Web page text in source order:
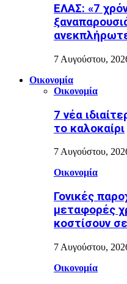
ΕΛΑΣ: «7
7 Αυγούστου,
Οικονομία
Οικονομία
7 νέα
το καλοκαίρι
7 Αυγούστου,
Οικονομία
Γονικές
μεταφορές
κοστίσουν
7 Αυγούστου,
Οικονομία